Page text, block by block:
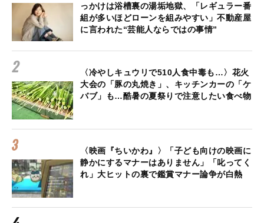
っかけは浴槽裏の湯垢地獄、「レギュラー番
組が多いほどローンを組みやすい」不動産屋
に言われた“芸能人ならではの事情”
〈冷やしキュウリで510人食中毒も…〉花火
大会の「豚の丸焼き」、キッチンカーの「ケ
バブ」も…酷暑の夏祭りで注意したい食べ物
〈映画『ちいかわ』〉「子ども向けの映画に
静かにするマナーはありません」「叱ってく
れ」大ヒットの裏で鑑賞マナー論争が白熱